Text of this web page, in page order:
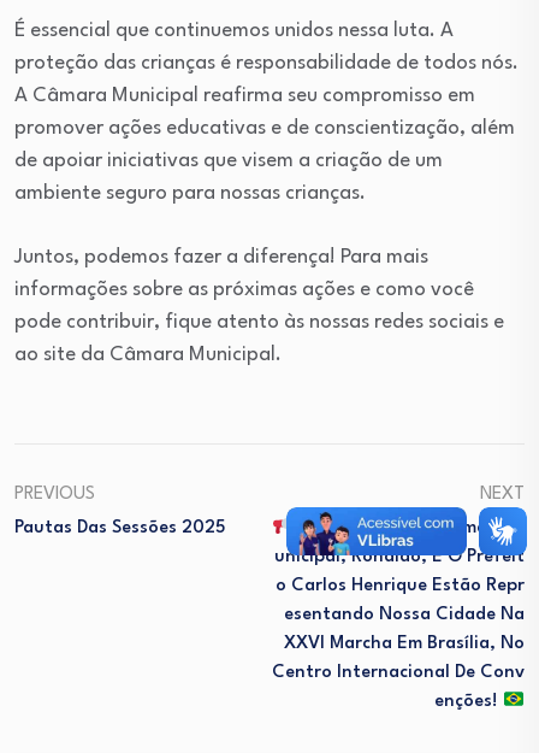
É essencial que continuemos unidos nessa luta. A
proteção das crianças é responsabilidade de todos nós.
A Câmara Municipal reafirma seu compromisso em
promover ações educativas e de conscientização, além
de apoiar iniciativas que visem a criação de um
ambiente seguro para nossas crianças.
Juntos, podemos fazer a diferença! Para mais
informações sobre as próximas ações e como você
pode contribuir, fique atento às nossas redes sociais e
ao site da Câmara Municipal.
PREVIOUS
Pautas Das Sessões 2025
NEXT
O Presidente Da Câmara M
Unicipal, Ronaldo, E O Prefeit
O Carlos Henrique Estão Repr
Esentando Nossa Cidade Na
XXVI Marcha Em Brasília, No
Centro Internacional De Conv
Enções!